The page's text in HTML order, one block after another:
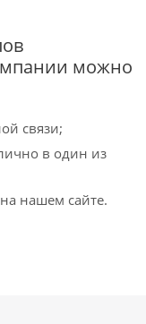
можно
связи;
в один из
нашем сайте.